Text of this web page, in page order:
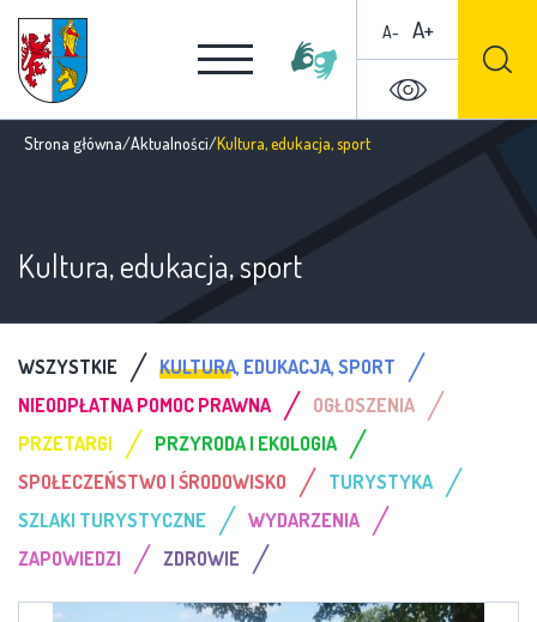
A- A+
Strona główna/Aktualności/Kultura, edukacja, sport
Kultura, edukacja, sport
WSZYSTKIE / KULTURA, EDUKACJA, SPORT /
NIEODPŁATNA POMOC PRAWNA / OGŁOSZENIA /
PRZETARGI / PRZYRODA I EKOLOGIA /
SPOŁECZEŃSTWO I ŚRODOWISKO / TURYSTYKA /
SZLAKI TURYSTYCZNE / WYDARZENIA /
ZAPOWIEDZI / ZDROWIE /